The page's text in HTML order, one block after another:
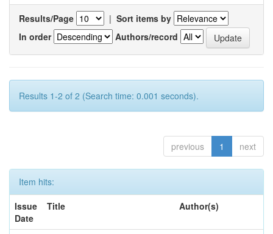
Results/Page | Sort items by
In order
Authors/record
Results 1-2 of 2 (Search time: 0.001 seconds).
previous 1 next
Item hits:
Issue
Date
Title Author(s)